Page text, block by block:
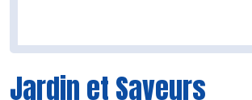
Jardin et Saveurs